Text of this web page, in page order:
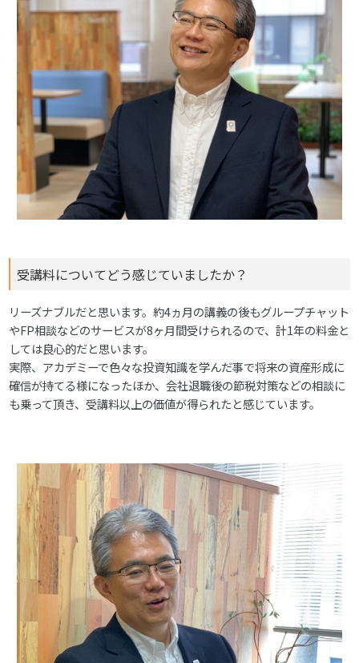
受講料についてどう感じていましたか？
リーズナブルだと思います。約4ヵ月の講義の後もグループチャット
やFP相談などのサービスが8ヶ月間受けられるので、計1年の料金と
しては良心的だと思います。
実際、アカデミーで色々な投資知識を学んだ事で将来の資産形成に
確信が持てる様になったほか、会社退職後の節税対策などの相談に
も乗って頂き、受講料以上の価値が得られたと感じています。